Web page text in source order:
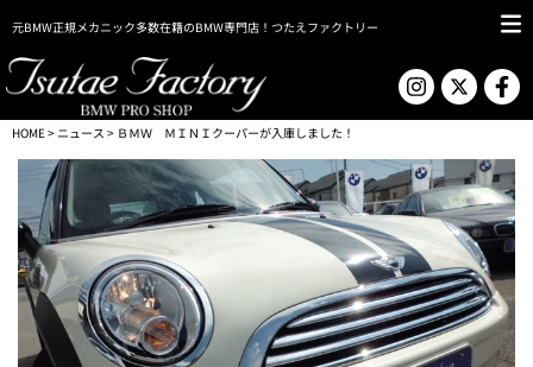
元BMW正規メカニック多数在籍のBMW専門店！つたえファクトリー
HOME> ニュース > ＢＭＷ ＭＩＮＩクーパーが入庫しました！